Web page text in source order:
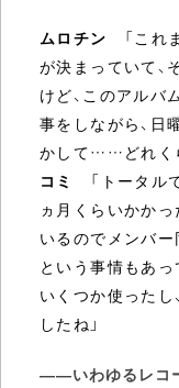
ムロチン 「これ
が決まっていて、
けど、このアルバ
事をしながら、日
かして……どれく
コミ
「トータル
ヵ月くらいかか
いるのでメンバ
という事情もあ
いくつか使ったし
したね」
――いわゆるレコ